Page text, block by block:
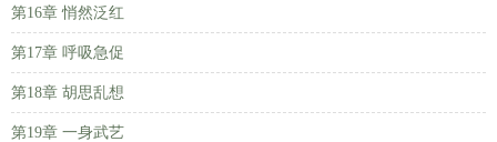
第16章 悄然泛红
第17章 呼吸急促
第18章 胡思乱想
第19章 一身武艺